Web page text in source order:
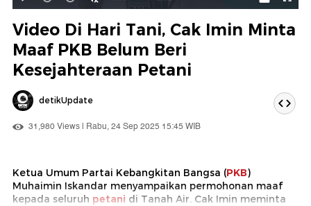
Hidup
ini
Video Di Hari Tani, Cak Imin Minta
Maaf PKB Belum Beri
Kesejahteraan Petani
detikUpdate
31,980 Views | Rabu, 24 Sep 2025 15:45 WIB
Ketua Umum Partai Kebangkitan Bangsa (PKB)
Muhaimin Iskandar menyampaikan permohonan maaf
kepada seluruh petani di Tanah Air. Cak Imin meminta